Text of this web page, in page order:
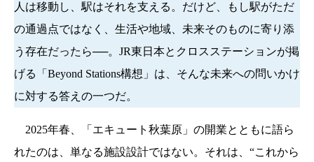
人は移動し、駅はそれを支える。だけど、もし駅がただ
の通過点ではなく、生活や地域、未来そのものに寄り添
う存在だったら──。JR東日本とクロスステーションが掲
げる「Beyond Stations構想」は、そんな未来への問いかけ
に対する答えの一つだ。
2025年春、「エキュート秋葉原」の開業とともに語ら
れたのは、単なる施設設計ではない。それは、“これから